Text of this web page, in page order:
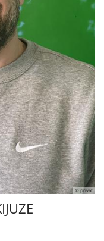
© privat